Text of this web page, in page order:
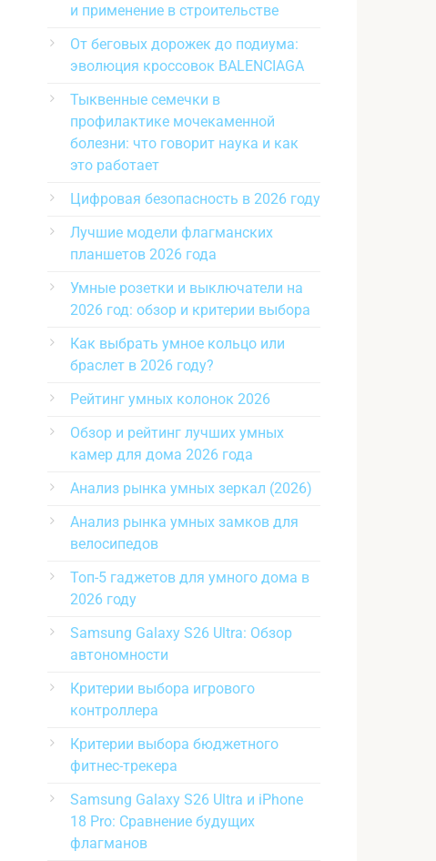
и применение в строительстве
От беговых дорожек до подиума:
эволюция кроссовок BALENCIAGA
Тыквенные семечки в
профилактике мочекаменной
болезни: что говорит наука и как
это работает
Цифровая безопасность в 2026 году
Лучшие модели флагманских
планшетов 2026 года
Умные розетки и выключатели на
2026 год: обзор и критерии выбора
Как выбрать умное кольцо или
браслет в 2026 году?
Рейтинг умных колонок 2026
Обзор и рейтинг лучших умных
камер для дома 2026 года
Анализ рынка умных зеркал (2026)
Анализ рынка умных замков для
велосипедов
Топ-5 гаджетов для умного дома в
2026 году
Samsung Galaxy S26 Ultra: Обзор
автономности
Критерии выбора игрового
контроллера
Критерии выбора бюджетного
фитнес-трекера
Samsung Galaxy S26 Ultra и iPhone
18 Pro: Сравнение будущих
флагманов